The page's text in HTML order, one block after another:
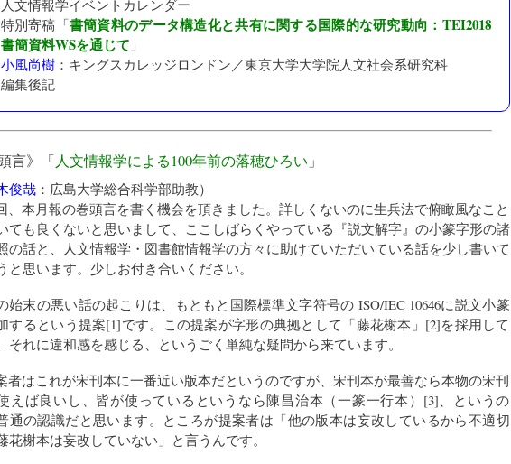
人文情報学イベントカレンダー
特別寄稿「書簡資料のデータ構造化と共有に関する国際的な研究動向：TEI2018
書簡資料WSを通じて 」
小風尚樹： キングスカレッジロンドン／東京大学大学院人文社会系研究科
編集後記
言》「人文情報学による100年前の落穂ひろい 」
俊哉： 広島大学総合科学部助教）
、本月報の巻頭言を書く機会を頂きました。詳しくないのに生兵法で俯瞰風なこと
ても良くないと思いまして、ここしばらくやっている『説文解字』の小篆字形の諸
の話と、人文情報学・図書館情報学の方々に助けていただいている話を少し書いて
と思います。少しお付き合いください。
始末の悪い話の起こりは、もともと国際標準文字符号の ISO/IEC 10646に説文小篆
するという提案[1]です。この提案が字形の典拠として「藤花榭本」[2]を採用して
それに違和感を感じる、というごく単純な疑問から来ています。
者はこれが宋刊本に一番近い版本だというのですが、宋刊本が最善なら本物の宋刊
えば良いし、皆が使っているというなら陳昌治本（一篆一行本）[3]、というの
通の認識だと思います。ところが提案者は「他の版本は妄改しているから不適切
花榭本は妄改していない」と言うんです。